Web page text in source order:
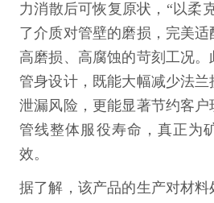
力消散后可恢复原状，“以柔
了介质对管壁的磨损，完美
高磨损、高腐蚀的苛刻工况
管身设计，既能大幅减少法
泄漏风险，更能显著节约客
管线整体服役寿命，真正为
效。
据了解，该产品的生产对材